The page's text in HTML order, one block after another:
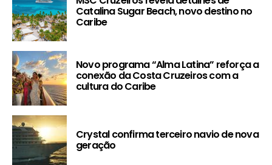
Catalina Sugar Beach, novo destino no
Caribe
Novo programa “Alma Latina” reforça a
conexão da Costa Cruzeiros com a
cultura do Caribe
Crystal confirma terceiro navio de nova
geração